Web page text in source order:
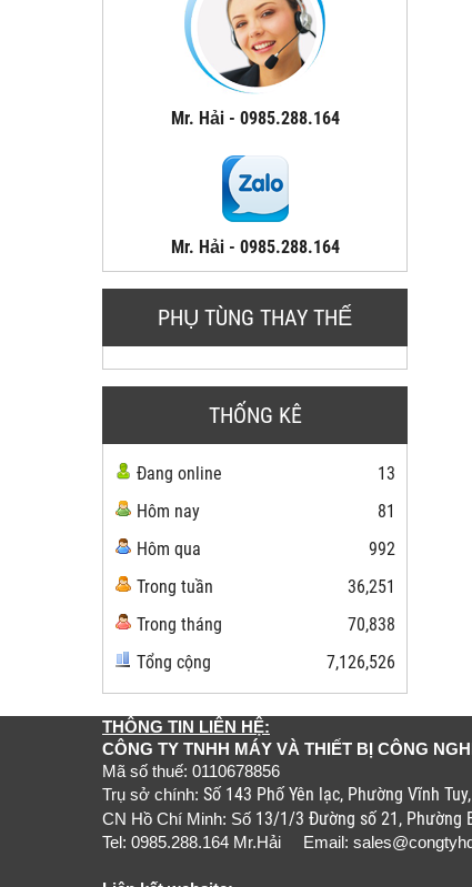
Mr. Hải - 0985.288.164
Mr. Hải - 0985.288.164
PHỤ TÙNG THAY THẾ
THỐNG KÊ
Đang online
13
Hôm nay
81
Hôm qua
992
Trong tuần
36,251
Trong tháng
70,838
Tổng cộng
7,126,526
THÔNG TIN LIÊN HỆ:
CÔNG TY TNHH MÁY VÀ THIẾT BỊ CÔNG
Mã số thuế: 0110678856
Trụ sở chính: Số 143 Phố Yên lạc, Phường Vĩnh
CN Hồ Chí Minh: Số 13/1/3 Đường số 21, Phường
Tel: 0985.288.164 Mr.Hải Email: